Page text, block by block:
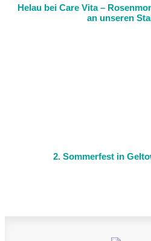
Helau bei Care Vita –
an unseren
2. Sommerfest in